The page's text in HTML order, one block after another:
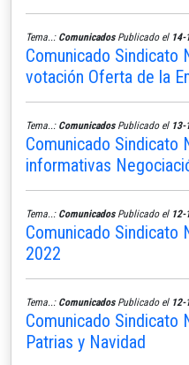
Tema..: ComunicadosPublicado el 14-
Comunicado Sindicato
votación Oferta de la
Tema..: ComunicadosPublicado el 13-
Comunicado Sindicato
informativas
Tema..: ComunicadosPublicado el 12-
Comunicado Sindicato
2022
Tema..: ComunicadosPublicado el 12-
Comunicado Sindicato
Patrias y Navidad